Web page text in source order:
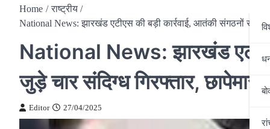
Home
राष्‍ट्रीय
National News: झारखंड एटीएस की बड़ी कार्रवाई, आतंकी संगठनों से जुड़े
National News: झारखंड
जुड़े चार संदिग्ध गिरफ्तार, छापेमारी
Editor 27/04/2025